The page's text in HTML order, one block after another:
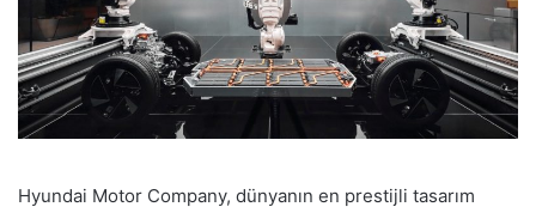
Hyundai Motor Company, dünyanın en prestijli tasarım